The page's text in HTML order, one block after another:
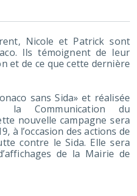
Nicole et Patrick sont
Ils témoignent de leur
et de ce que cette dernière
sans Sida» et réalisée
Communication du
nouvelle campagne sera
à l’occasion des actions de
contre le Sida. Elle sera
de la Mairie de